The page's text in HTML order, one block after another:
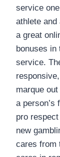
service
athlete and
a great
bonuses in
service.
marque
a person’s
pro
new
cares from